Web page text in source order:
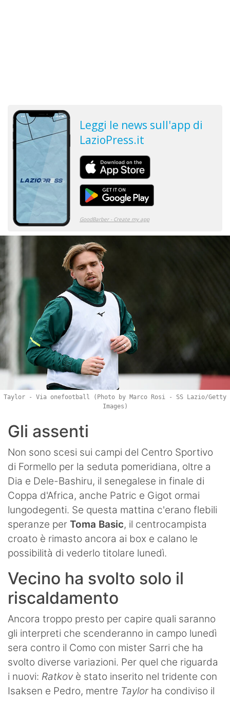
Taylor - Via onefootball (Photo by Marco Rosi - SS Lazio/Getty
Images)
Gli assenti
Non sono scesi sui campi del Centro Sportivo
di Formello per la seduta pomeridiana, oltre a
Dia e Dele-Bashiru, il senegalese in finale di
Coppa d'Africa, anche Patric e Gigot ormai
lungodegenti. Se questa mattina c'erano flebili
speranze per Toma Basic, il centrocampista
croato è rimasto ancora ai box e calano le
possibilità di vederlo titolare lunedì.
Vecino ha svolto solo il
riscaldamento
Ancora troppo presto per capire quali saranno
gli interpreti che scenderanno in campo lunedì
sera contro il Como con mister Sarri che ha
svolto diverse variazioni. Per quel che riguarda
i nuovi: Ratkov è stato inserito nel tridente con
Isaksen e Pedro, mentre Taylor ha condiviso il